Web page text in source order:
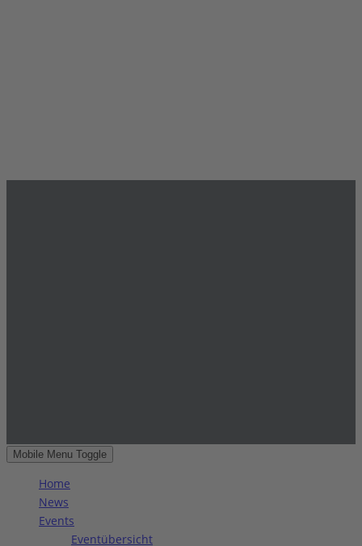
Mobile Menu Toggle
Home
News
Events
Eventübersicht